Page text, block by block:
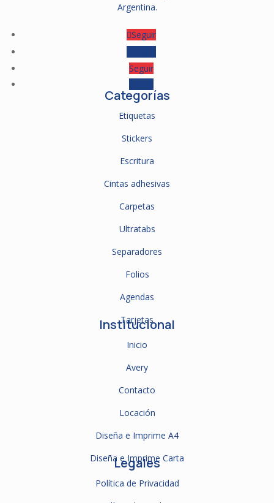
Argentina.
Seguir
Seguir
Categorías
Etiquetas
Stickers
Escritura
Cintas adhesivas
Carpetas
Ultratabs
Separadores
Folios
Agendas
Tarjetas
Institucional
Inicio
Avery
Contacto
Locación
Diseña e Imprime A4
Diseña e Imprime Carta
Legales
Política de Privacidad